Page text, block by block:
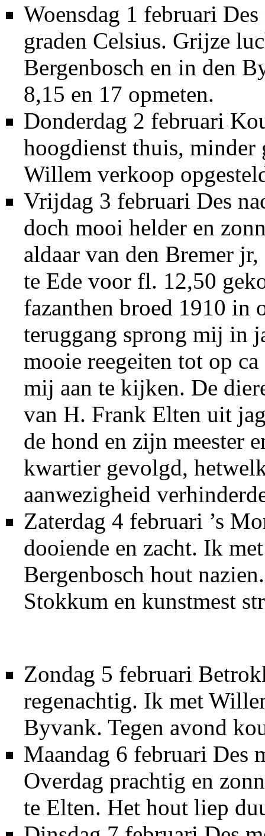
Woensdag 1 februari
graden Celsius. Grijze
Bergenbosch en in den
8,15 en 17 opmeten.
Donderdag 2 februari
hoogdienst thuis, minder
Willem verkoop
Vrijdag 3 februari Des
doch mooi helder en
aldaar van den Bremer
te Ede voor fl. 12,50
fazanthen broed 1910 in
teruggang sprong mij in
mooie reegeiten tot op ca
mij aan te kijken. De
van H. Frank Elten uit
de hond en zijn meester
kwartier gevolgd,
aanwezigheid
Zaterdag 4 februari ’s
dooiende en zacht. Ik
Bergenbosch hout
Stokkum en kunstmest
Zondag 5 februari
regenachtig. Ik met
Byvank. Tegen avond
Maandag 6 februari Des
Overdag prachtig en
te Elten. Het hout liep